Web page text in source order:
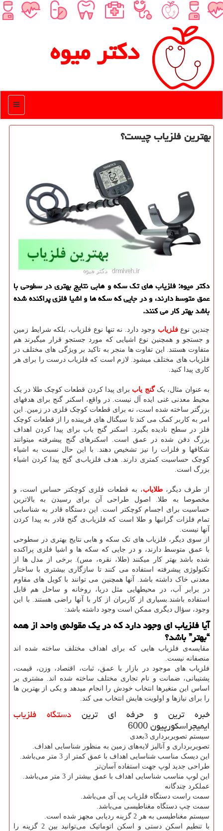
دكتر میوه
منو
بهترین فلزیاب چیست؟
دكتر میوه: فلزیاب های تك سكه و هابی نتایج بهتری در سطوحی با
عمق متوسط دارند، و در جایی كه سكه ها و اشیا فلزی پراكنده شده
باشد بهتر كار می كنند.
چندین نوعفلزیاب وجود دارد. نه تنها نوع فلزیاب، بلکه شرایط زمین
و جستجو و همچنین نوع اشیایی که مورد جستجو قرار میگیرند هم
متفاوت هستند. این تفاوت ها منجر به تاکید بر ویژگی های مختلف در
فلزیاب های مختلف میشود. لازم است که فلزیاب‌ درست را برای هر
کاری پیدا کنید.
به عنوان مثال، یکگنج یاب برای پیدا کردن قطعات کوچک طلا در یک
محیط معدنی غنی ایده آل نیست. در واقع، اسکنر گنج برای هدفهای
بزرگتر ساخته شده است، نه برای قطعات کوچک فلزی در زمین. این
امر به کاربر کمک می کند تا سیگنال های فریبنده را از قطعات کوچک
فلز در سطح نادیده بگیرد. اسکنر گنج یاب برای پیدا کردن اهداف
بزرگ دفن شده در عمق است. اسکنرهای گنج پیشرفته میتوانند
شکافها و فلزات را نیز تشخیص دهند. با این حال نسبت به اشیاء
کوچک حساسیت کمتری دارند. هدف فلزیاب‌ی گنج پیدا کردن اشیاء
بزرگ است.
از طرف دیگر،طلایاب، به قطعات فلزی کوچکتر حساس است، و
مخصوصا به طلا. اصول طراحی آن برای رسیدن به بالاترین
حساسیت برای اجسام کوچکتر است. این دستگاه قادر به شناسایی
تمام فلزات گرانبها و طلا است که فلزیاب‌ی گنج قادر به پیدا کردن
آنها نیست.
از سوی دیگر، فلزیاب های تک سکه و هابی نتایج بهتری در سطوحی
با عمق متوسط دارند، و در جایی که سکه ها و اشیا فلزی پراکنده
شده باشد بهتر کار میکنند (طلا، نقره، مس). برخی از مدل ها از
تکنولوژی پیشرفته استفاده می کنند تا سازگاری بیشتری با ساختار
معدنی خاک داشته باشد. آنها همچنین می توانند با کویل های مقاوم
در برابر آب، در محیطهایی مثل دریا، روخانه و ساحل هم قابل
استفاده باشند.بسیاری از کاربران از کار با آنها راضی هستند. با این
وجود، سؤال دیگری ممکن است وجود داشته باشد:
آیا فلزیاب ای وجود دارد که در یک مقوله‌ی واحد از همه
“بهتر” باشد؟
مقایسه‌ی فلزیاب هایی که برای اهداف مختلف ساخته شده اند
منصفانه نیست.
فلزیاب های موجود در بازار با عمق، ثبات، اقتصاد، وزن، قیمت،
پشتیبانی، ضمانت و نام تجاری مختلف ساخته شده اند. مشتری بر
اساس این متغیرها انتخاب خودش را انجام میدهد و یکی از بهترین ها
را برای نیازها و اولویت هایش انتخاب می کند.
خبره ترین و حرفه ای تریندستگاه فلزیاب
ایمیجراسکورپیون 6000
سیستم تصویربرداری 3بعدی
تصویربرداری و آنالیز لایه‌های زمین به منظور شناسایی اهداف.
این دیسک مناسب شناسایی اهداف با عمق کمتر از 3 متر می‌باشد.
طراحی جدید لوپ جهت استفاده آسان‌تر
این لوپ مناسب شناسایی اهداف با عمق بیشتر از 3 متر می‌باشد.
عملکرد چندگانه
سمت راست دستگاه فلزیاب پی آی می‌باشد.
سمت چپ دستگاه مغناطیسی می‌باشد.
سیستم مغناطیسی به هر 2 گزینه ردیابی مجهز شده است.
با تنطیم اسکن دستی و اسکن اتوماتیک می‌توانید بین 2 گزینه را